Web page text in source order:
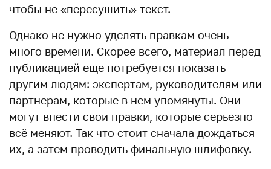
чтобы не «пересушить» текст.
Однако не нужно уделять правкам очень
много времени. Скорее всего, материал перед
публикацией еще потребуется показать
другим людям: экспертам, руководителям или
партнерам, которые в нем упомянуты. Они
могут внести свои правки, которые серьезно
всё меняют. Так что стоит сначала дождаться
их, а затем проводить финальную шлифовку.